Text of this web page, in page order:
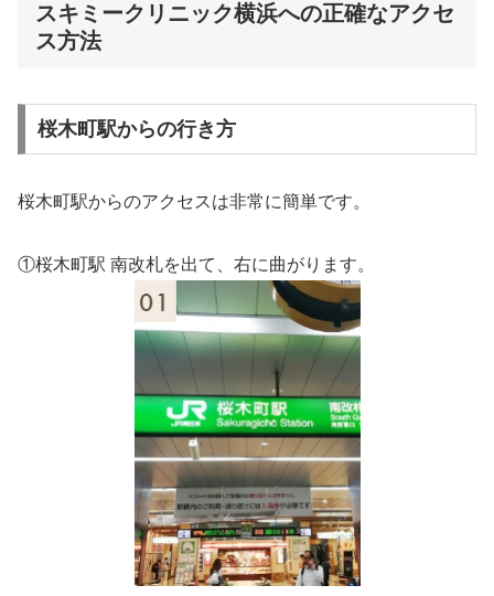
スキミークリニック横浜への正確なアクセ
ス方法
桜木町駅からの行き方
桜木町駅からのアクセスは非常に簡単です。
①桜木町駅 南改札を出て、右に曲がります。